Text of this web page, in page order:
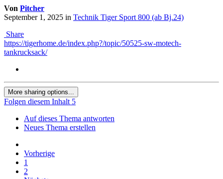
Von Pitcher
September 1, 2025 in Technik Tiger Sport 800 (ab Bj.24)
Share
https://tigerhome.de/index.php?/topic/50525-sw-motech-
tankrucksack/
More sharing options...
Folgen diesem Inhalt 5
Auf dieses Thema antworten
Neues Thema erstellen
Vorherige
1
2